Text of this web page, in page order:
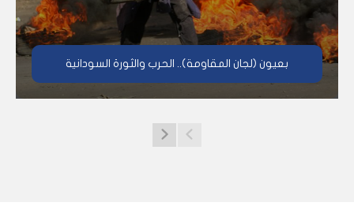
بعيون (لجان المقاومة).. الحرب والثورة السودانية